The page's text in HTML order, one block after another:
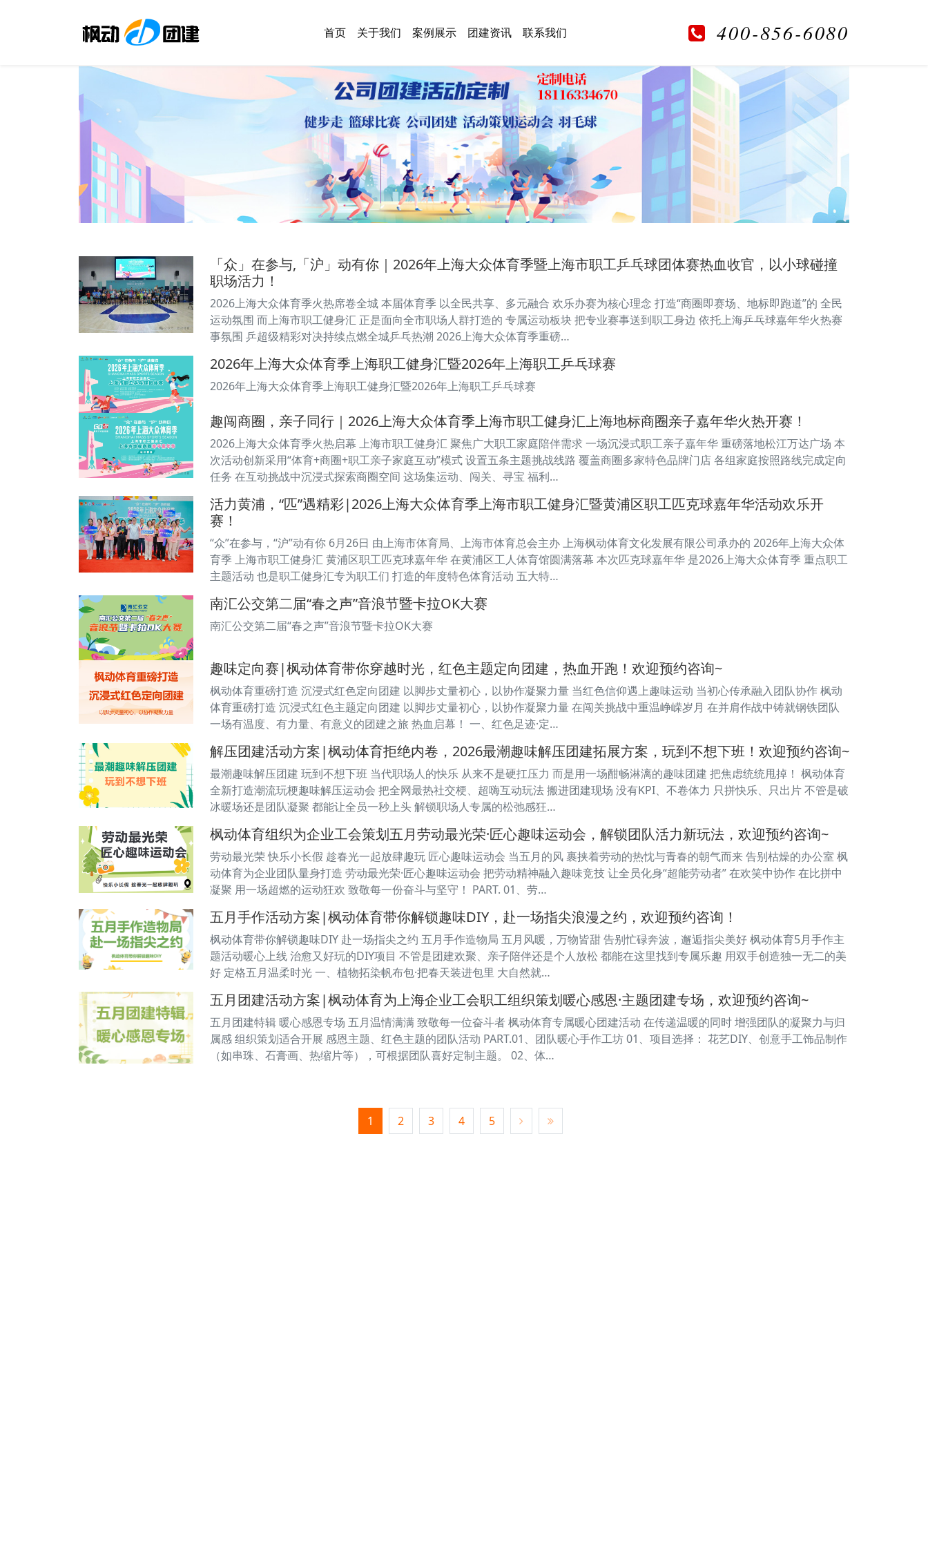
首页 关于我们 案例展示 团建资讯 联系我们 400-856-6080
「众」在参与,「沪」动有你｜2026年上海大众体育季暨上海市职工乒乓球团体赛热血收官，以小球碰撞
职场活力！
2026上海大众体育季火热席卷全城 本届体育季 以全民共享、多元融合 欢乐办赛为核心理念 打造“商圈即赛场、地标即跑道”的 全民
运动氛围 而上海市职工健身汇 正是面向全市职场人群打造的 专属运动板块 把专业赛事送到职工身边 依托上海乒乓球嘉年华火热赛
事氛围 乒超级精彩对决持续点燃全城乒乓热潮 2026上海大众体育季重磅…
2026年上海大众体育季上海职工健身汇暨2026年上海职工乒乓球赛
2026年上海大众体育季上海职工健身汇暨2026年上海职工乒乓球赛
趣闯商圈，亲子同行｜2026上海大众体育季上海市职工健身汇上海地标商圈亲子嘉年华火热开赛！
2026上海大众体育季火热启幕 上海市职工健身汇 聚焦广大职工家庭陪伴需求 一场沉浸式职工亲子嘉年华 重磅落地松江万达广场 本
次活动创新采用“体育+商圈+职工亲子家庭互动”模式 设置五条主题挑战线路 覆盖商圈多家特色品牌门店 各组家庭按照路线完成定向
任务 在互动挑战中沉浸式探索商圈空间 这场集运动、闯关、寻宝 福利…
活力黄浦，“匹”遇精彩|2026上海大众体育季上海市职工健身汇暨黄浦区职工匹克球嘉年华活动欢乐开
赛！
“众”在参与，“沪”动有你 6月26日 由上海市体育局、上海市体育总会主办 上海枫动体育文化发展有限公司承办的 2026年上海大众体
育季 上海市职工健身汇 黄浦区职工匹克球嘉年华 在黄浦区工人体育馆圆满落幕 本次匹克球嘉年华 是2026上海大众体育季 重点职工
主题活动 也是职工健身汇专为职工们 打造的年度特色体育活动 五大特…
南汇公交第二届“春之声”音浪节暨卡拉OK大赛
南汇公交第二届“春之声”音浪节暨卡拉OK大赛
趣味定向赛|枫动体育带你穿越时光，红色主题定向团建，热血开跑！欢迎预约咨询~
枫动体育重磅打造 沉浸式红色定向团建 以脚步丈量初心，以协作凝聚力量 当红色信仰遇上趣味运动 当初心传承融入团队协作 枫动
体育重磅打造 沉浸式红色主题定向团建 以脚步丈量初心，以协作凝聚力量 在闯关挑战中重温峥嵘岁月 在并肩作战中铸就钢铁团队
一场有温度、有力量、有意义的团建之旅 热血启幕！ 一、红色足迹·定…
解压团建活动方案|枫动体育拒绝内卷，2026最潮趣味解压团建拓展方案，玩到不想下班！欢迎预约咨询~
最潮趣味解压团建 玩到不想下班 当代职场人的快乐 从来不是硬扛压力 而是用一场酣畅淋漓的趣味团建 把焦虑统统甩掉！ 枫动体育
全新打造潮流玩梗趣味解压运动会 把全网最热社交梗、超嗨互动玩法 搬进团建现场 没有KPI、不卷体力 只拼快乐、只出片 不管是破
冰暖场还是团队凝聚 都能让全员一秒上头 解锁职场人专属的松弛感狂…
枫动体育组织为企业工会策划五月劳动最光荣·匠心趣味运动会，解锁团队活力新玩法，欢迎预约咨询~
劳动最光荣 快乐小长假 趁春光一起放肆趣玩 匠心趣味运动会 当五月的风 裹挟着劳动的热忱与青春的朝气而来 告别枯燥的办公室 枫
动体育为企业团队量身打造 劳动最光荣·匠心趣味运动会 把劳动精神融入趣味竞技 让全员化身“超能劳动者” 在欢笑中协作 在比拼中
凝聚 用一场超燃的运动狂欢 致敬每一份奋斗与坚守！ PART. 01、劳…
五月手作活动方案|枫动体育带你解锁趣味DIY，赴一场指尖浪漫之约，欢迎预约咨询！
枫动体育带你解锁趣味DIY 赴一场指尖之约 五月手作造物局 五月风暖，万物皆甜 告别忙碌奔波，邂逅指尖美好 枫动体育5月手作主
题活动暖心上线 治愈又好玩的DIY项目 不管是团建欢聚、亲子陪伴还是个人放松 都能在这里找到专属乐趣 用双手创造独一无二的美
好 定格五月温柔时光 一、植物拓染帆布包·把春天装进包里 大自然就…
五月团建活动方案|枫动体育为上海企业工会职工组织策划暖心感恩·主题团建专场，欢迎预约咨询~
五月团建特辑 暖心感恩专场 五月温情满满 致敬每一位奋斗者 枫动体育专属暖心团建活动 在传递温暖的同时 增强团队的凝聚力与归
属感 组织策划适合开展 感恩主题、红色主题的团队活动 PART.01、团队暖心手作工坊 01、项目选择： 花艺DIY、创意手工饰品制作
（如串珠、石膏画、热缩片等），可根据团队喜好定制主题。 02、体…
1 2 3 4 5